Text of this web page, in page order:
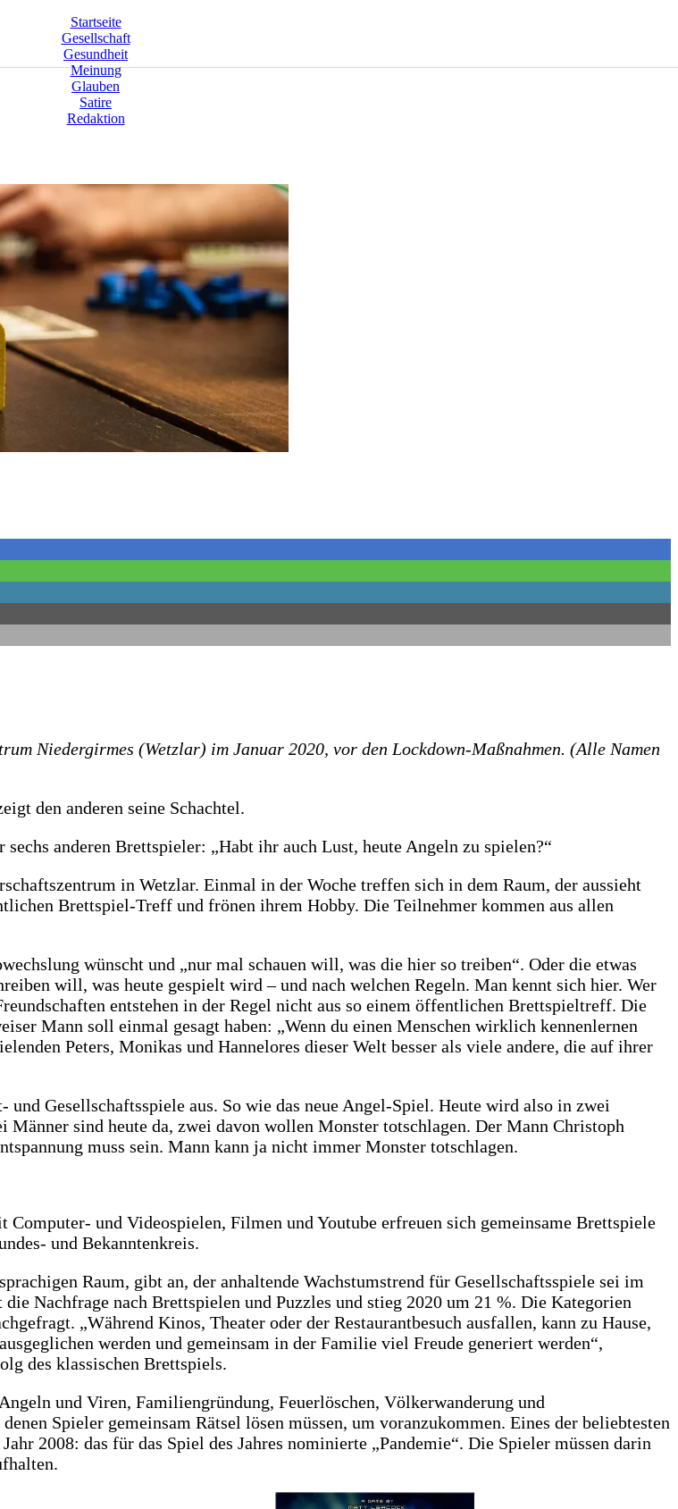
Startseite
Gesellschaft
Gesundheit
Meinung
Glauben
Satire
Redaktion
Niedergirmes (Wetzlar) im Januar 2020, vor den Lockdown-Maßnahmen. (Alle Namen
den anderen seine Schachtel.
anderen Brettspieler: „Habt ihr auch Lust, heute Angeln zu spielen?“
in Wetzlar. Einmal in der Woche treffen sich in dem Raum, der aussieht
Brettspiel-Treff und frönen ihrem Hobby. Die Teilnehmer kommen aus allen
wünscht und „nur mal schauen will, was die hier so treiben“. Oder die etwas
will, was heute gespielt wird – und nach welchen Regeln. Man kennt sich hier. Wer
entstehen in der Regel nicht aus so einem öffentlichen Brettspieltreff. Die
Mann soll einmal gesagt haben: „Wenn du einen Menschen wirklich kennenlernen
Peters, Monikas und Hannelores dieser Welt besser als viele andere, die auf ihrer
Gesellschaftsspiele aus. So wie das neue Angel-Spiel. Heute wird also in zwei
Männer sind heute da, zwei davon wollen Monster totschlagen. Der Mann Christoph
muss sein. Mann kann ja nicht immer Monster totschlagen.
und Videospielen, Filmen und Youtube erfreuen sich gemeinsame Brettspiele
und Bekanntenkreis.
Raum, gibt an, der anhaltende Wachstumstrend für Gesellschaftsspiele sei im
die Nachfrage nach Brettspielen und Puzzles und stieg 2020 um 21 %. Die Kategorien
„Während Kinos, Theater oder der Restaurantbesuch ausfallen, kann zu Hause,
werden und gemeinsam in der Familie viel Freude generiert werden“,
des klassischen Brettspiels.
und Viren, Familiengründung, Feuerlöschen, Völkerwanderung und
Spieler gemeinsam Rätsel lösen müssen, um voranzukommen. Eines der beliebtesten
2008: das für das Spiel des Jahres nominierte „Pandemie“. Die Spieler müssen darin